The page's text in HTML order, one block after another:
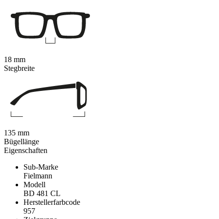
Eigenschaften
Sub-Marke
Fielmann
Modell
BD 481 CL
Herstellerfarbcode
957
18 mm
Stegbreite
135 mm
Bügellänge